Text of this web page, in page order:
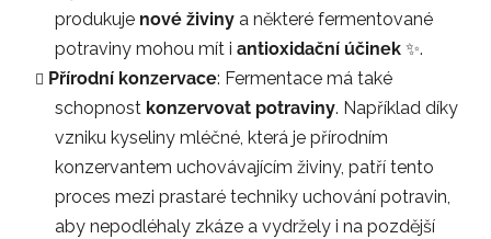
produkuje nové živiny a některé fermentované
potraviny mohou mít i antioxidační účinek ✨.
Přírodní konzervace: Fermentace má také
schopnost konzervovat potraviny. Například díky
vzniku kyseliny mléčné, která je přírodním
konzervantem uchovávajícím živiny, patří tento
proces mezi prastaré techniky uchování potravin,
aby nepodléhaly zkáze a vydržely i na pozdější